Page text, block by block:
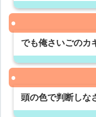
でも俺さいごの
頭の色で判断しな